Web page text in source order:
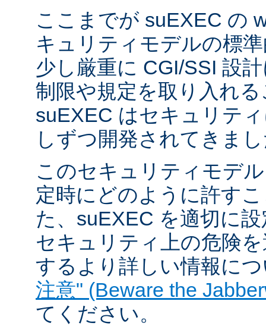
ここまでが suEXEC の
キュリティモデルの標
少し厳重に CGI/SSI 設
制限や規定を取り入れ
suEXEC はセキュリテ
しずつ開発されてきま
このセキュリティモデ
定時にどのように許す
た、suEXEC を適切に
セキュリティ上の危険
するより詳しい情報に
注意" (Beware the
てください。